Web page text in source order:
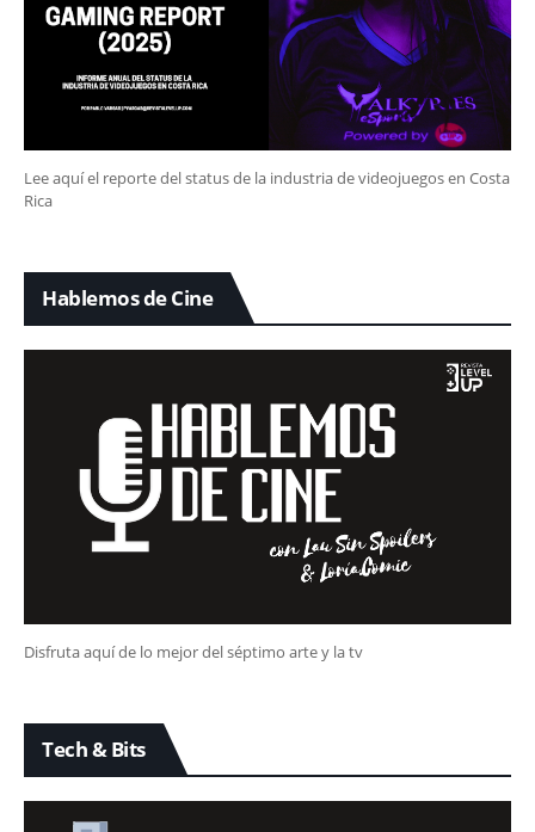
Lee aquí el reporte del status de la industria de videojuegos en Costa
Rica
Hablemos de Cine
Disfruta aquí de lo mejor del séptimo arte y la tv
Tech & Bits